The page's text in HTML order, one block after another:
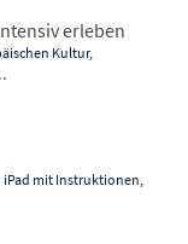
erleben
Kultur,
iPad mit Instruktionen,